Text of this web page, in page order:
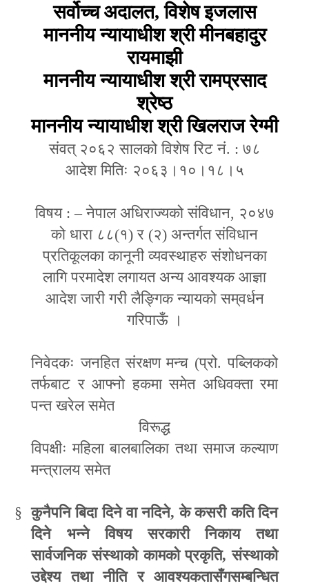
सर्वोच्च अदालत,विशेष इजलास
माननीय न्यायाधीश श्री मीनबहादुर
रायमाझी
माननीय न्यायाधीश श्री रामप्रसाद
श्रेष्ठ
माननीय न्यायाधीश श्री खिलराज रेग्मी
संवत् २०६२ सालको विशेष रिट नं. : ७८
आदेश मितिः २०६३।१०।१८।५
विषय : –नेपाल अधिराज्यको संविधान, २०४७
को धारा ८८(१) र (२) अन्तर्गत संविधान
प्रतिकूलका कानूनी व्यवस्थाहरु संशोधनका
लागि परमादेश लगायत अन्य आवश्यक आज्ञा
आदेश जारी गरी लैङ्गिक न्यायको सम्वर्धन
गरिपाऊँ ।
निवेदकः जनहित संरक्षण मन्च (प्रो. पब्लिकको
तर्फबाट र आफ्नो हकमा समेत अधिवक्ता रमा
पन्त खरेल समेत
विरूद्ध
विपक्षीः महिला बालबालिका तथा समाज कल्याण
मन्त्रालय समेत
§ कुनैपनि बिदा दिने वा नदिने,के कसरी कति दिन
दिने भन्ने विषय सरकारी निकाय तथा
सार्वजनिक संस्थाको कामको प्रकृति,संस्थाको
उद्देश्य तथा नीति र आवश्यकतासँगसम्बन्धित